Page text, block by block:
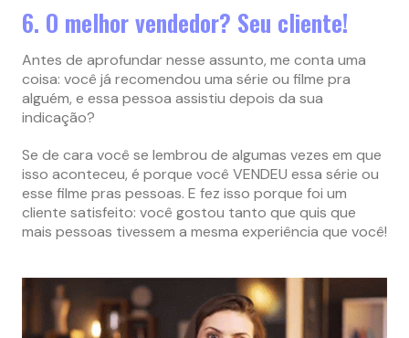
6. O melhor vendedor? Seu cliente!
Antes de aprofundar nesse assunto, me conta uma
coisa: você já recomendou uma série ou filme pra
alguém, e essa pessoa assistiu depois da sua
indicação?
Se de cara você se lembrou de algumas vezes em que
isso aconteceu, é porque você VENDEU essa série ou
esse filme pras pessoas. E fez isso porque foi um
cliente satisfeito: você gostou tanto que quis que
mais pessoas tivessem a mesma experiência que você!